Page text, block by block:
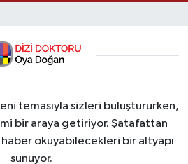
temasıyla sizleri buluştururken,
bir araya getiriyor. Şatafattan
haber okuyabilecekleri bir altyapı
sunuyor.